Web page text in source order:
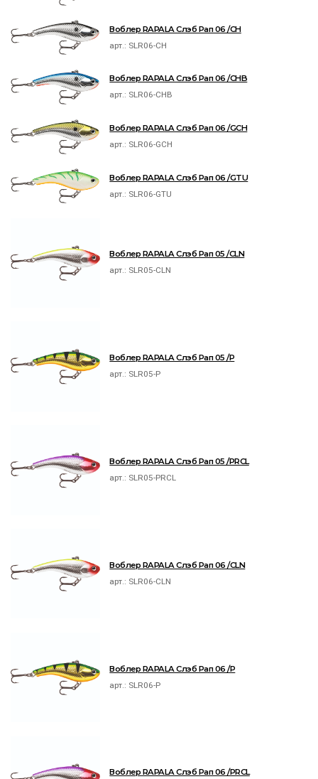
Воблер RAPALA Слэб Рап 06 /CH
арт.: SLR06-CH
Воблер RAPALA Слэб Рап 06 /CHB
арт.: SLR06-CHB
Воблер RAPALA Слэб Рап 06 /GCH
арт.: SLR06-GCH
Воблер RAPALA Слэб Рап 06 /GTU
арт.: SLR06-GTU
Воблер RAPALA Слэб Рап 05 /CLN
арт.: SLR05-CLN
Воблер RAPALA Слэб Рап 05 /P
арт.: SLR05-P
Воблер RAPALA Слэб Рап 05 /PRCL
арт.: SLR05-PRCL
Воблер RAPALA Слэб Рап 06 /CLN
арт.: SLR06-CLN
Воблер RAPALA Слэб Рап 06 /P
арт.: SLR06-P
Воблер RAPALA Слэб Рап 06 /PRCL